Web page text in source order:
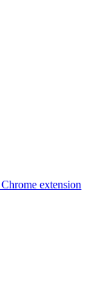
extension